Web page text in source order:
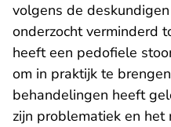
volgens de
onderzocht verminderd
heeft een pedofiele
om in praktijk te
behandelingen heeft
zijn problematiek en het